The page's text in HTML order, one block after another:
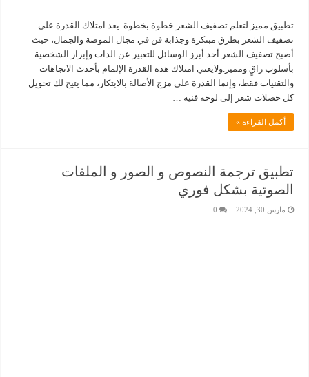
تطبيق مميز لتعلم تصفيف الشعر خطوة بخطوة. يعد امتلاك القدرة على
تصفيف الشعر بطرق مبتكرة وجذابة فن في مجال الموضة والجمال، حيث
أصبح تصفيف الشعر أحد أبرز الوسائل للتعبير عن الذات وإبراز الشخصية
بأسلوب راقٍ ومميز.ولايعني امتلاك هذه القدرة الإلمام بأحدث الاتجاهات
والتقنيات فقط، وإنما القدرة على مزج الأصالة بالابتكار، مما يتيح لك تحويل
كل خصلات شعر إلى لوحة فنية …
أكمل القراءة »
تطبيق ترجمة النصوص و الصور و الملفات
الصوتية بشكل فوري
مارس 30, 2024 0